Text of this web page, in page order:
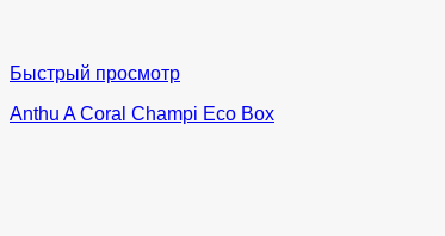
Быстрый просмотр
Anthu A Coral Champi Eco Box